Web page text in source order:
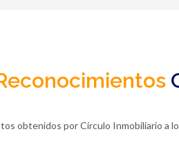
obtenidos por Círculo Inmobiliario a